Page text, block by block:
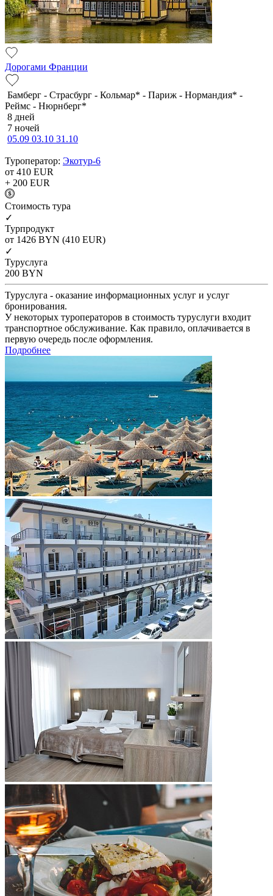
Дорогами Франции
Бамберг - Страсбург - Кольмар* - Париж - Нормандия* -
Реймс - Нюрнберг*
8 дней
7 ночей
05.09 03.10 31.10
Туроператор: Экотур-6
от 410 EUR
+ 200 EUR
Cтоимость тура
✓
Турпродукт
от 1426 BYN (410 EUR)
✓
Туруслуга
200 BYN
Туруслуга - оказание информационных услуг и услуг
бронирования.
У некоторых туроператоров в стоимость туруслуги входит
транспортное обслуживание. Как правило, оплачивается в
первую очередь после оформления.
Подробнее